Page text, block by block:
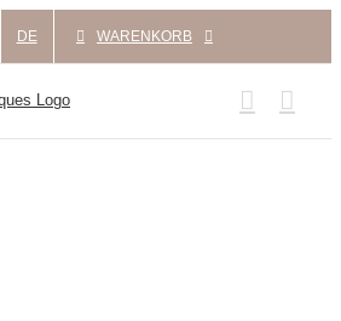
DE WARENKORB